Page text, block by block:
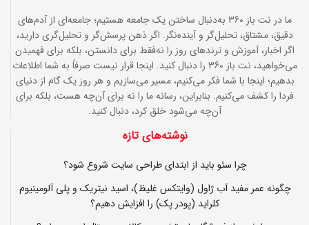
ما در نت باز 360 به‌دنبال ساختن یک جامعه هستیم؛ جامعه‌ای از آدم‌های
دقیق، مشتاق، تحلیل‌گر و آینده‌نگر. اگر ذهن پرسش‌گر و تحلیل‌گری دارید،
اگر اخبار، آموزش و ترندهای روز را نه‌فقط برای دانستن، بلکه برای فهمیدن
می‌خواهید، نت باز 360 را دنبال کنید. اینجا قرار نیست صرفاً به شما اطلاعات
بدهیم؛ اینجا با شما فکر می‌کنیم، مسیر می‌سازیم و هر روز یک گام از دنیای
فردا را کشف می‌کنیم. بنابراین، رسانه ما را نه برای آن‌چه هست، بلکه برای
آن‌چه می‌شود خلق کرد، دنبال کنید.
نوشته‌های تازه
چرا سئو باید از ابتدای طراحی سایت شروع شود؟
چگونه عمر مفید آب ژاول (وایتکس غلیظ)، اسید نیتریک و پلی آلومینیوم
کلراید (پودر پک) را افزایش دهیم؟